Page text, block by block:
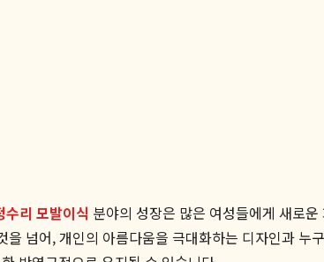
수리 모발이식 분야의 성장은 많은 여성들에게 새로
넘어, 개인의 아름다움을 극대화하는 디자인과 누